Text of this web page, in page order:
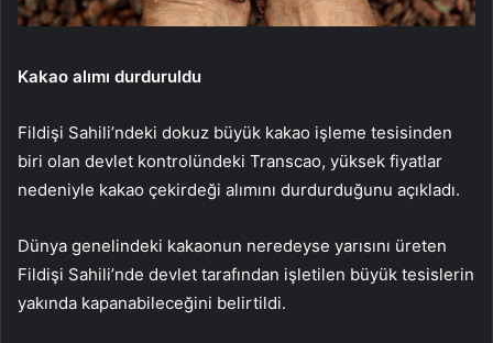
Kakao alımı durduruldu
Fildişi Sahili’ndeki dokuz büyük kakao işleme tesisinden
biri olan devlet kontrolündeki Transcao, yüksek fiyatlar
nedeniyle kakao çekirdeği alımını durdurduğunu açıkladı.
Dünya genelindeki kakaonun neredeyse yarısını üreten
Fildişi Sahili’nde devlet tarafından işletilen büyük tesislerin
yakında kapanabileceğini belirtildi.